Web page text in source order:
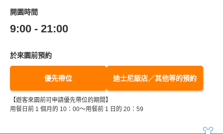
開園時間
9:00 - 21:00
於來園前預約
優先帶位 迪士尼飯店／其他等的預約
【遊客來園前可申請優先帶位的期間】
用餐日前 1 個月的 10：00～用餐前 1 日的 20：59